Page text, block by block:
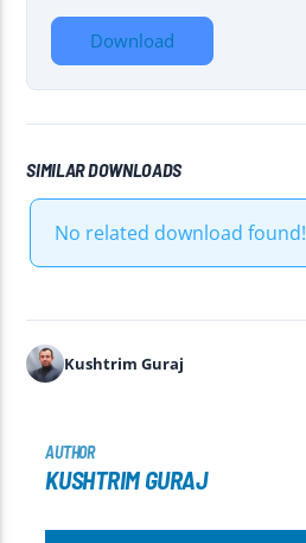
Download
SIMILAR DOWNLOADS
No related download found!
Kushtrim Guraj
AUTHOR
KUSHTRIM GURAJ